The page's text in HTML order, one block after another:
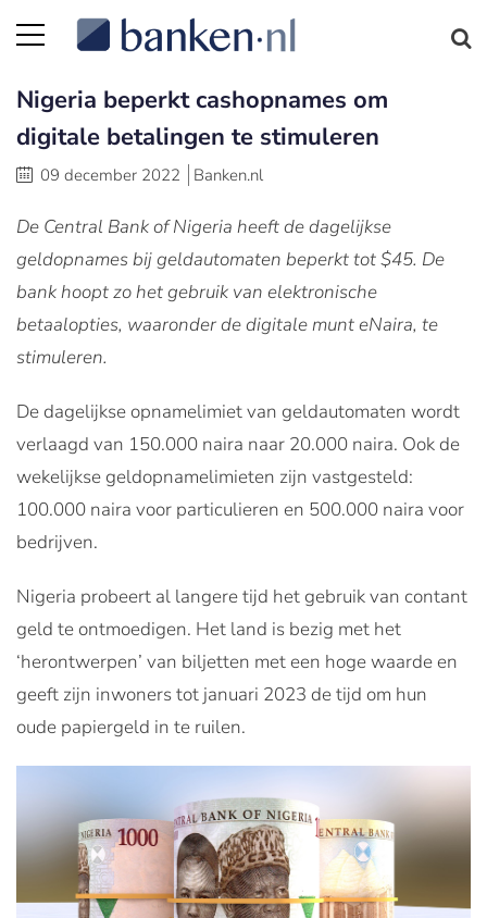
Nigeria beperkt cashopnames om
digitale betalingen te stimuleren
09 december 2022 Banken.nl
De Central Bank of Nigeria heeft de dagelijkse
geldopnames bij geldautomaten beperkt tot $45. De
bank hoopt zo het gebruik van elektronische
betaalopties, waaronder de digitale munt eNaira, te
stimuleren.
De dagelijkse opnamelimiet van geldautomaten wordt
verlaagd van 150.000 naira naar 20.000 naira. Ook de
wekelijkse geldopnamelimieten zijn vastgesteld:
100.000 naira voor particulieren en 500.000 naira voor
bedrijven.
Nigeria probeert al langere tijd het gebruik van contant
geld te ontmoedigen. Het land is bezig met het
‘herontwerpen’ van biljetten met een hoge waarde en
geeft zijn inwoners tot januari 2023 de tijd om hun
oude papiergeld in te ruilen.